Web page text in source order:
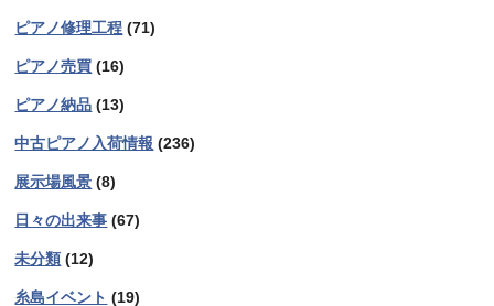
ピアノ修理工程 (71)
ピアノ売買 (16)
ピアノ納品 (13)
中古ピアノ入荷情報 (236)
展示場風景 (8)
日々の出来事 (67)
未分類 (12)
糸島イベント (19)